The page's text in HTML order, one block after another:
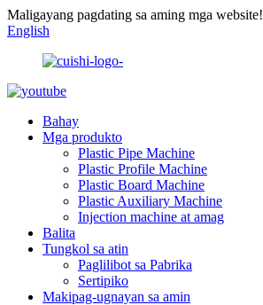
Maligayang pagdating sa aming mga website!
English
Bahay
Mga produkto
Plastic Pipe Machine
Plastic Profile Machine
Plastic Board Machine
Plastic Auxiliary Machine
Injection machine at amag
Balita
Tungkol sa atin
Paglilibot sa Pabrika
Sertipiko
Makipag-ugnayan sa amin